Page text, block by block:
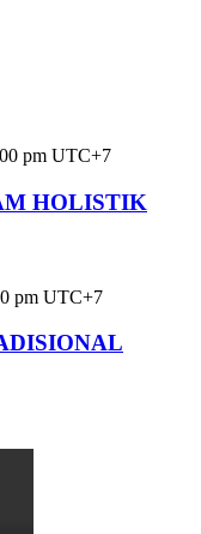
pm UTC+7
HOLISTIK
pm UTC+7